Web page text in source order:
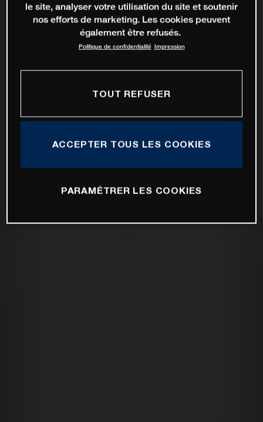
le site, analyser votre utilisation du site et soutenir
nos efforts de marketing. Les cookies peuvent
également être refusés.
Politique de confidentialité Impression
TOUT REFUSER
ACCEPTER TOUS LES COOKIES
PARAMÉTRER LES COOKIES